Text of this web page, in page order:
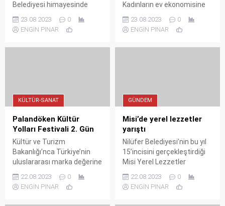
Belediyesi himayesinde
kuruldu
23.08.2023
0
ENGİN PINAR
Kadınların ev ekonomisine
katkı sağlayarak,
sosyalleşebilme imkânı
bulduğu Küçükçekmece
yüzlerce ürün satışa
sunuluyor.
23.08.2023
0
ENGİN PINAR
KÜLTÜR-SANAT
Palandöken Kültür
Yolları Festivali 2. Gün
Kültür ve Turizm
Bakanlığı’nca Türkiye’nin
uluslararası marka değerine
şehirde düzenlenmekte
olan “Türkiye Kültür Yolu
22.08.2023
0
ENGİN PINAR
GÜNDEM
Misi’de yerel lezzetler
yarıştı
Nilüfer Belediyesi’nin bu yıl
15’incisini gerçekleştirdiği
Misi Yerel Lezzetler
bir yöresine ait yemekler
yarıştı.
22.08.2023
0
ENGİN PINAR